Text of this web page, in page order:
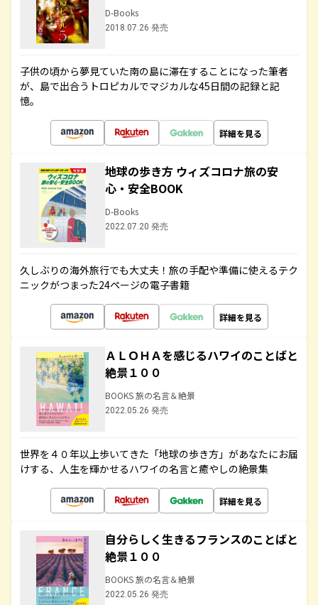
D-Books
2018.07.26 発売
子供の頃から夢見ていた南の島に滞在することになった筆者
が、島で出合うトロピカルでマジカルな45日間の記録と記
憶。
詳細を見る
地球の歩き方 ウィズコロナ旅の安
心・安全BOOK
D-Books
2022.07.20 発売
久しぶりの海外旅行でも大丈夫！旅の手配や準備に使えるテク
ニックがつまった24ページの電子書籍
詳細を見る
ＡＬＯＨＡを感じるハワイのことばと
絶景１００
BOOKS 旅の名言＆絶景
2022.05.26 発売
世界を４０年以上歩いてきた「地球の歩き方」があなたにお届
けする、人生を輝かせるハワイの名言と癒やしの絶景集
詳細を見る
自分らしく生きるフランスのことばと
絶景１００
BOOKS 旅の名言＆絶景
2022.05.26 発売